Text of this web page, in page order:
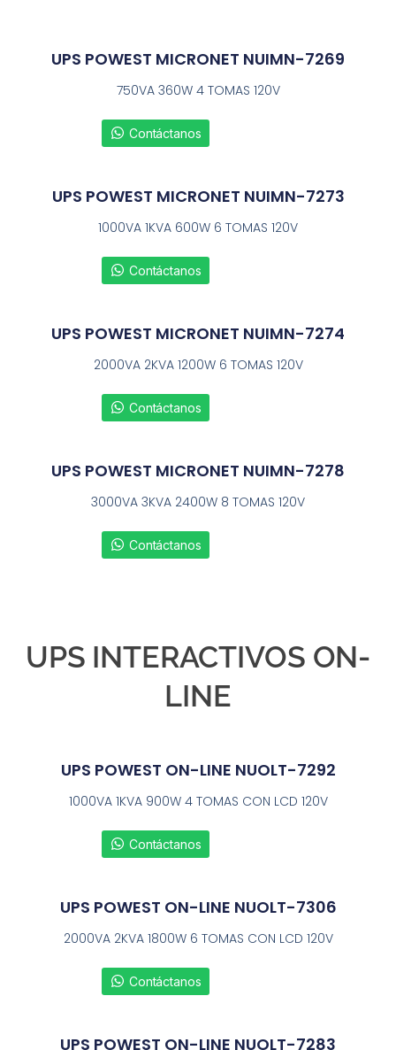
UPS POWEST MICRONET NUIMN-7269
750VA 360W 4 TOMAS 120V
Contáctanos
UPS POWEST MICRONET NUIMN-7273
1000VA 1KVA 600W 6 TOMAS 120V
Contáctanos
UPS POWEST MICRONET NUIMN-7274
2000VA 2KVA 1200W 6 TOMAS 120V
Contáctanos
UPS POWEST MICRONET NUIMN-7278
3000VA 3KVA 2400W 8 TOMAS 120V
Contáctanos
UPS INTERACTIVOS ON-
LINE
UPS POWEST ON-LINE NUOLT-7292
1000VA 1KVA 900W 4 TOMAS CON LCD 120V
Contáctanos
UPS POWEST ON-LINE NUOLT-7306
2000VA 2KVA 1800W 6 TOMAS CON LCD 120V
Contáctanos
UPS POWEST ON-LINE NUOLT-7283